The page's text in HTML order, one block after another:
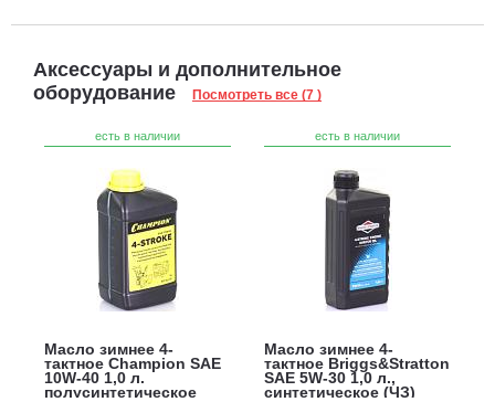
Аксессуары и дополнительное
оборудование
Посмотреть все (7 )
есть в наличии
Масло зимнее 4-
тактное Champion SAE
10W-40 1,0 л.
полусинтетическое
есть в наличии
Масло зимнее 4-
тактное Briggs&Stratton
SAE 5W-30 1,0 л.,
синтетическое (ЧЗ)